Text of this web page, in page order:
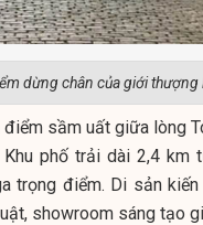
dừng chân của giới thượng
sầm uất giữa lòng
phố trải dài 2,4 km
trọng điểm. Di sản
showroom sáng tạo